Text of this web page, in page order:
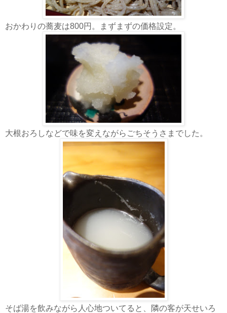
おかわりの蕎麦は800円。まずまずの価格設定。
大根おろしなどで味を変えながらごちそうさまでした。
そば湯を飲みながら人心地ついてると、隣の客が天せいろ